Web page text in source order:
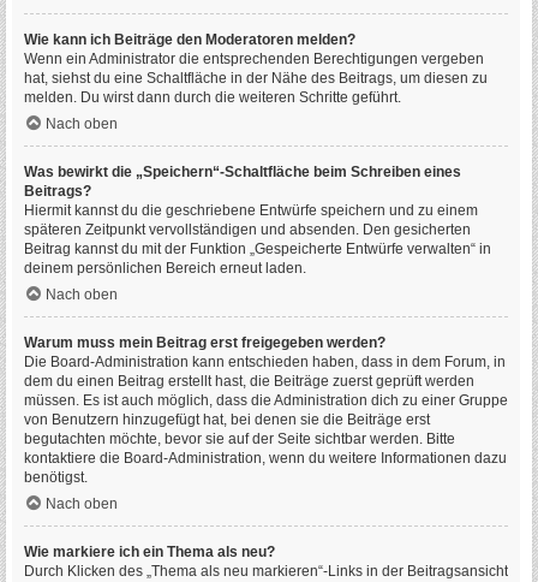
Wie kann ich Beiträge den Moderatoren melden?
Wenn ein Administrator die entsprechenden Berechtigungen vergeben
hat, siehst du eine Schaltfläche in der Nähe des Beitrags, um diesen zu
melden. Du wirst dann durch die weiteren Schritte geführt.
Nach oben
Was bewirkt die „Speichern“-Schaltfläche beim Schreiben eines
Beitrags?
Hiermit kannst du die geschriebene Entwürfe speichern und zu einem
späteren Zeitpunkt vervollständigen und absenden. Den gesicherten
Beitrag kannst du mit der Funktion „Gespeicherte Entwürfe verwalten“ in
deinem persönlichen Bereich erneut laden.
Nach oben
Warum muss mein Beitrag erst freigegeben werden?
Die Board-Administration kann entschieden haben, dass in dem Forum, in
dem du einen Beitrag erstellt hast, die Beiträge zuerst geprüft werden
müssen. Es ist auch möglich, dass die Administration dich zu einer Gruppe
von Benutzern hinzugefügt hat, bei denen sie die Beiträge erst
begutachten möchte, bevor sie auf der Seite sichtbar werden. Bitte
kontaktiere die Board-Administration, wenn du weitere Informationen dazu
benötigst.
Nach oben
Wie markiere ich ein Thema als neu?
Durch Klicken des „Thema als neu markieren“-Links in der Beitragsansicht